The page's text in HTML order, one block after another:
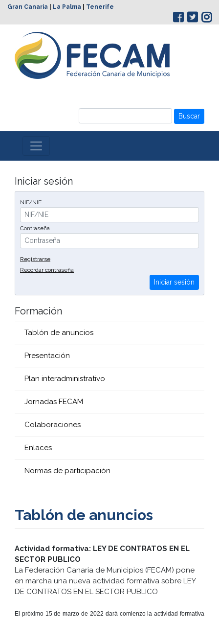
Gran Canaria La Palma Tenerife
Buscar
Iniciar sesión
NIF/NIE
Contraseña
Registrarse
Recordar contraseña
Iniciar sesión
Formación
Tablón de anuncios
Presentación
Plan interadministrativo
Jornadas FECAM
Colaboraciones
Enlaces
Normas de participación
Tablón de anuncios
Actividad formativa: LEY DE CONTRATOS EN EL
SECTOR PUBLICO
La Federación Canaria de Municipios (FECAM) pone
en marcha una nueva actividad formativa sobre LEY
DE CONTRATOS EN EL SECTOR PUBLICO
El próximo 15 de marzo de 2022 dará comienzo la actividad formativa